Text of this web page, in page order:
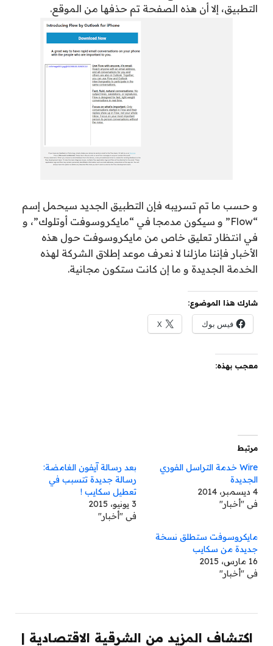
التطبيق، إلا أن هذه الصفحة تم حذفها من الموقع.
و حسب ما تم تسريبه فإن التطبيق الجديد سيحمل إسم
“Flow” و سيكون مدمجا في “مايكروسوفت أوتلوك”، و
في انتظار تعليق خاص من مايكروسوفت حول هذه
الأخبار فإننا مازلنا لا نعرف موعد إطلاق الشركة لهذه
الخدمة الجديدة و ما إن كانت ستكون مجانية.
شارك هذا الموضوع:
فيس بوك X
معجب بهذه:
مرتبط
Wire خدمة التراسل الفوري
الجديدة
4 ديسمبر، 2014
في "أخبار"
بعد رسالة آيفون الغامضة:
رسالة جديدة تتسبب في
تعطيل سكايب !
3 يونيو، 2015
في "أخبار"
مايكروسوفت ستطلق نسخة
جديدة من سكايب
16 مارس، 2015
في "أخبار"
اكتشاف المزيد من الشرقية الاقتصادية |